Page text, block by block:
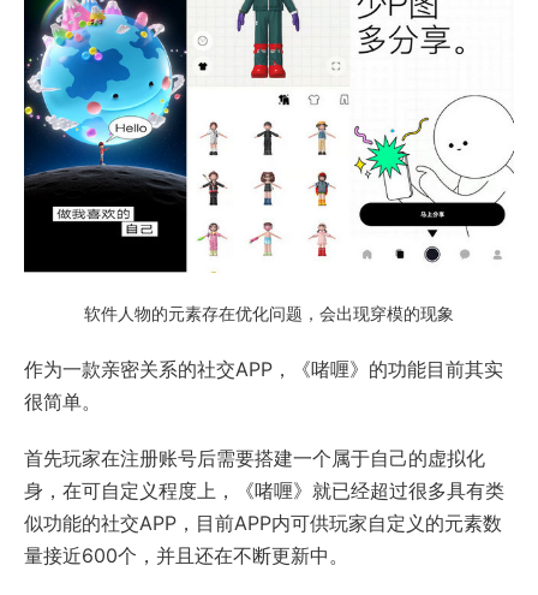
软件人物的元素存在优化问题，会出现穿模的现象
作为一款亲密关系的社交APP，《啫喱》的功能目前其实
很简单。
首先玩家在注册账号后需要搭建一个属于自己的虚拟化
身，在可自定义程度上，《啫喱》就已经超过很多具有类
似功能的社交APP，目前APP内可供玩家自定义的元素数
量接近600个，并且还在不断更新中。